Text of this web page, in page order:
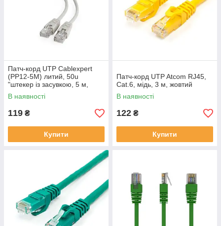
Патч-корд UTP Cablexpert
(PP12-5M) литий, 50u
"штекер із засувкою, 5 м,
сірий
В наявності
119 ₴
Купити
Патч-корд UTP Atcom RJ45,
Cat.6, мідь, 3 м, жовтий
В наявності
122 ₴
Купити